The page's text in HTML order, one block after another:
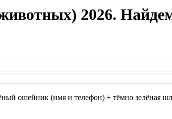
2026.
ошейник (имя и телефон) + тёмно зелёная